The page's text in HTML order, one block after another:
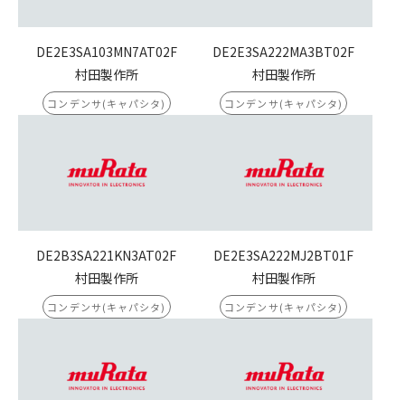
DE2E3SA103MN7AT02F
村田製作所
コンデンサ(キャパシタ)
DE2E3SA222MA3BT02F
村田製作所
コンデンサ(キャパシタ)
DE2B3SA221KN3AT02F
村田製作所
コンデンサ(キャパシタ)
DE2E3SA222MJ2BT01F
村田製作所
コンデンサ(キャパシタ)